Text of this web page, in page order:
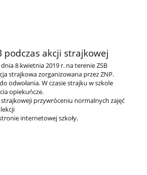
podczas akcji strajkowej
8 kwietnia 2019 r. na terenie ZSB
strajkowa zorganizowana przez ZNP.
odwołania. W czasie strajku w szkole
opiekuńcze.
przywróceniu normalnych zajęć
internetowej szkoły.